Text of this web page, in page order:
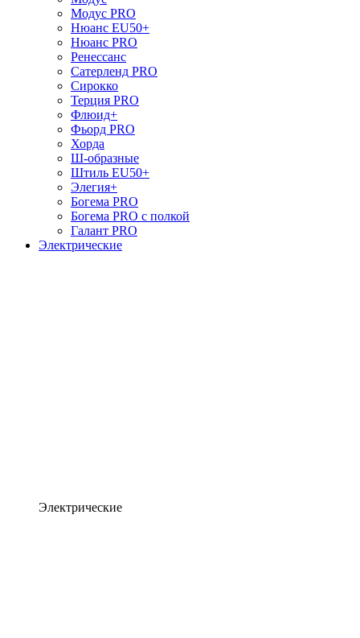
Модус PRO
Нюанс EU50+
Нюанс PRO
Ренессанс
Сатерленд PRO
Сирокко
Терция PRO
Флюид+
Фьорд PRO
Хорда
Ш-образные
Штиль EU50+
Элегия+
Богема PRO
Богема PRO с полкой
Галант PRO
Электрические
Электрические